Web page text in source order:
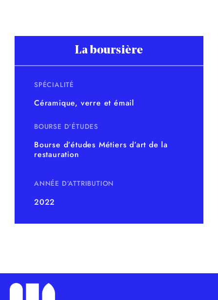
La boursière
SPÉCIALITÉ
Céramique, verre et émail
BOURSE D’ÉTUDES
Bourse d’études Métiers d’art de la
restauration
ANNÉE D’ATTRIBUTION
2022